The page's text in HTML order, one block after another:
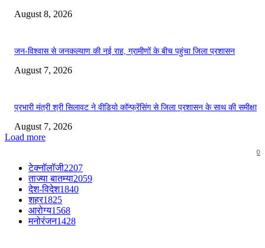
August 8, 2026
जन-विश्वास से जनकल्याण की नई राह, ग्रामीणों के बीच पहुंचा जिला प्रशासन
August 7, 2026
प्रभारी मंत्री श्री सिलावट ने वीडियो कॉन्फ्रेंसिंग से जिला प्रशासन के साथ की समीक्षा
August 7, 2026
Load more
0
टेक्नॉलॉजी2207
ताज्या बातम्या2059
देश-विदेश1840
शहर1825
आरोग्य1568
मनोरंजन1428